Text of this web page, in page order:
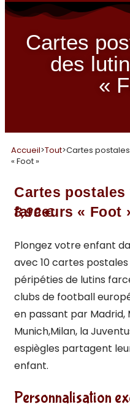
Cartes
des
«
Accueil>Tout>Cartes
« Foot »
Cartes
farceurs « Foot
8,99€
Plongez votre enfant
avec 10 cartes
péripéties de lutins
clubs de football
en passant par Madrid,
Munich,Milan, la
espiègles partagent
enfant.
Personnalisation